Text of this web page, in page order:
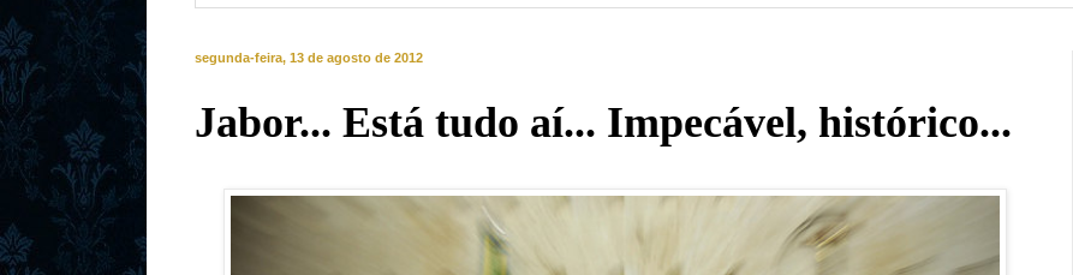
segunda-feira, 13 de agosto de 2012
Jabor... Está tudo aí... Impecável, histórico...